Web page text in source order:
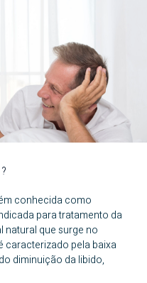
conhecida como
para tratamento da
natural que surge no
caracterizado pela baixa
diminuição da libido,